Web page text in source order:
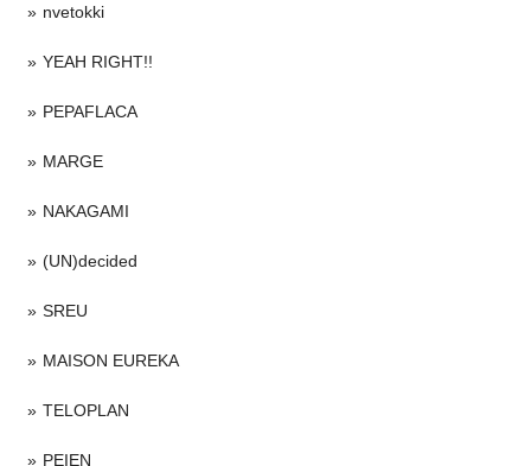
nvetokki
YEAH RIGHT!!
PEPAFLACA
MARGE
NAKAGAMI
(UN)decided
SREU
MAISON EUREKA
TELOPLAN
PEIEN